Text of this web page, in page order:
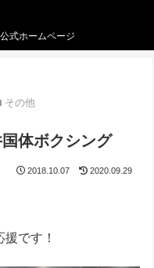
式ホームページ
その他
体ボクシング
2018.10.07 2020.09.29
です！